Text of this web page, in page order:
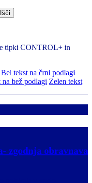
tipki CONTROL+ in
Bel tekst na črni podlagi
na bež podlagi Zelen tekst
zgodnja obravnava